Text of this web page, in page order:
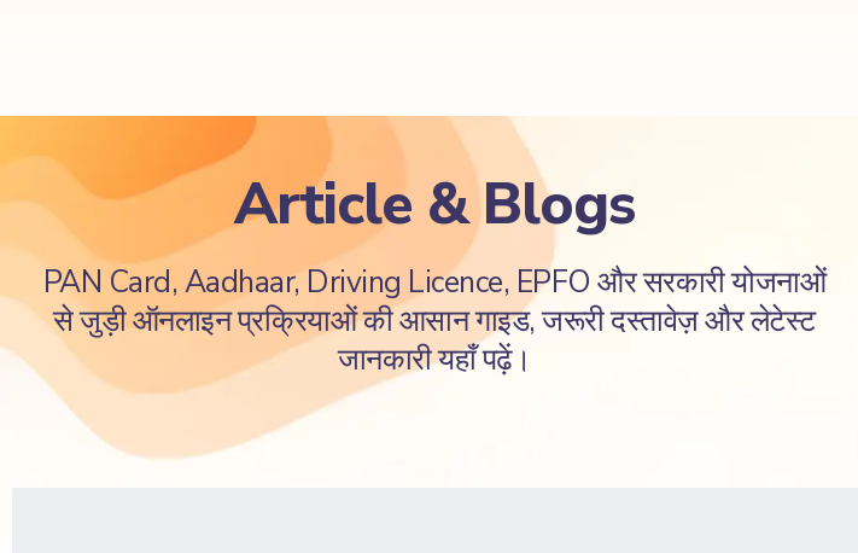
Article & Blogs
PAN Card, Aadhaar, Driving Licence, EPFO और सरकारी योजनाओं
से जुड़ी ऑनलाइन प्रक्रियाओं की आसान गाइड, जरूरी दस्तावेज़ और लेटेस्ट
जानकारी यहाँ पढ़ें।